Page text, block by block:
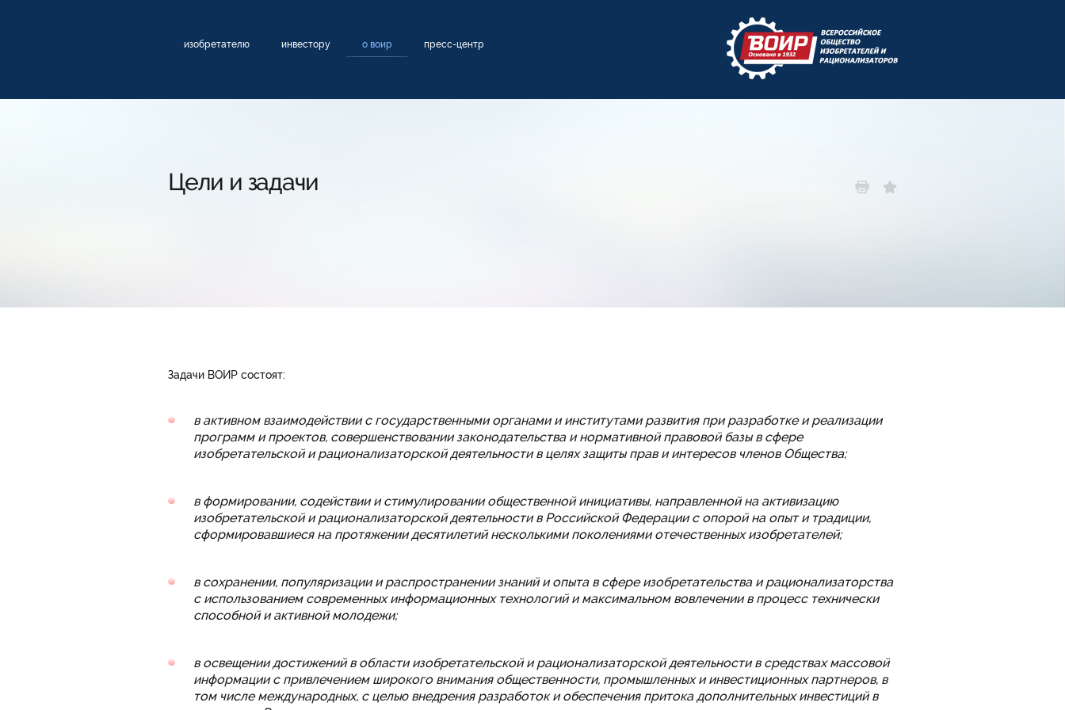
изобретателю инвестору о воир пресс-центр
Цели и задачи
Задачи ВОИР состоят:
в активном взаимодействии с государственными органами и институтами развития при разработке и реализации
программ и проектов, совершенствовании законодательства и нормативной правовой базы в сфере
изобретательской и рационализаторской деятельности в целях защиты прав и интересов членов Общества;
в формировании, содействии и стимулировании общественной инициативы, направленной на активизацию
изобретательской и рационализаторской деятельности в Российской Федерации с опорой на опыт и традиции,
сформировавшиеся на протяжении десятилетий несколькими поколениями отечественных изобретателей;
в сохранении, популяризации и распространении знаний и опыта в сфере изобретательства и рационализаторства
с использованием современных информационных технологий и максимальном вовлечении в процесс технически
способной и активной молодежи;
в освещении достижений в области изобретательской и рационализаторской деятельности в средствах массовой
информации с привлечением широкого внимания общественности, промышленных и инвестиционных партнеров, в
том числе международных, с целью внедрения разработок и обеспечения притока дополнительных инвестиций в